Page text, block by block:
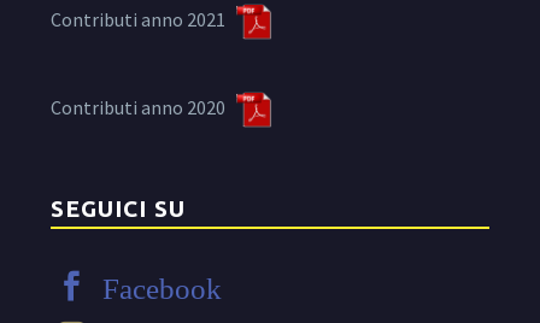
Contributi anno 2021
Contributi anno 2020
SEGUICI SU
Facebook